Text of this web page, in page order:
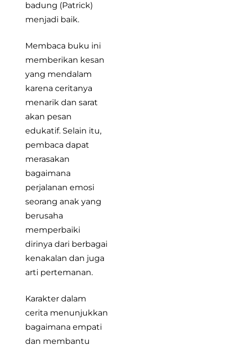
badung (Patrick)
menjadi baik.
Membaca buku ini
memberikan kesan
yang mendalam
karena ceritanya
menarik dan sarat
akan pesan
edukatif. Selain itu,
pembaca dapat
merasakan
bagaimana
perjalanan emosi
seorang anak yang
berusaha
memperbaiki
dirinya dari berbagai
kenakalan dan juga
arti pertemanan.
Karakter dalam
cerita menunjukkan
bagaimana empati
dan membantu